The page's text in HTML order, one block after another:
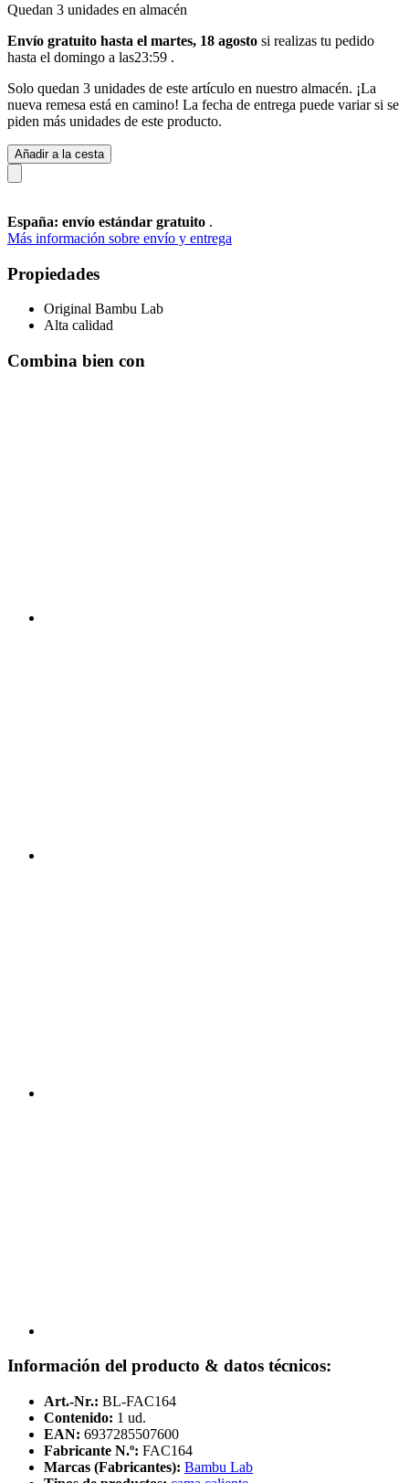
Quedan 3 unidades en almacén
Envío gratuito hasta el martes, 18 agosto si realizas tu pedido
hasta el domingo a las23:59 .
Solo quedan 3 unidades de este artículo en nuestro almacén. ¡La
nueva remesa está en camino! La fecha de entrega puede variar si se
piden más unidades de este producto.
Añadir a la cesta
España: envío estándar gratuito .
Más información sobre envío y entrega
Propiedades
Original Bambu Lab
Alta calidad
Combina bien con
Información del producto & datos técnicos:
Art.-Nr.: BL-FAC164
Contenido: 1 ud.
EAN: 6937285507600
Fabricante N.º: FAC164
Marcas (Fabricantes): Bambu Lab